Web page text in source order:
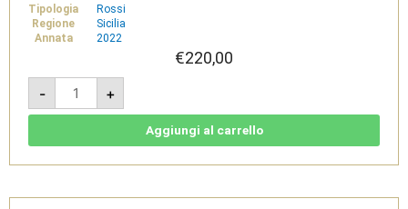
Tipologia
Rossi
Regione
Sicilia
Annata
2022
€220,00
-
Franchetti
2022
-
Terre
Passopisciaro
+
Aggiungi al carrello